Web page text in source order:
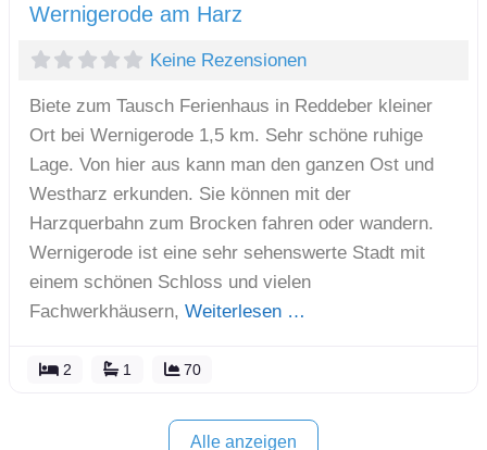
Wernigerode am Harz
Keine Rezensionen
Biete zum Tausch Ferienhaus in Reddeber kleiner
Ort bei Wernigerode 1,5 km. Sehr schöne ruhige
Lage. Von hier aus kann man den ganzen Ost und
Westharz erkunden. Sie können mit der
Harzquerbahn zum Brocken fahren oder wandern.
Wernigerode ist eine sehr sehenswerte Stadt mit
einem schönen Schloss und vielen
Fachwerkhäusern, Weiterlesen …
2 1 70
Alle anzeigen